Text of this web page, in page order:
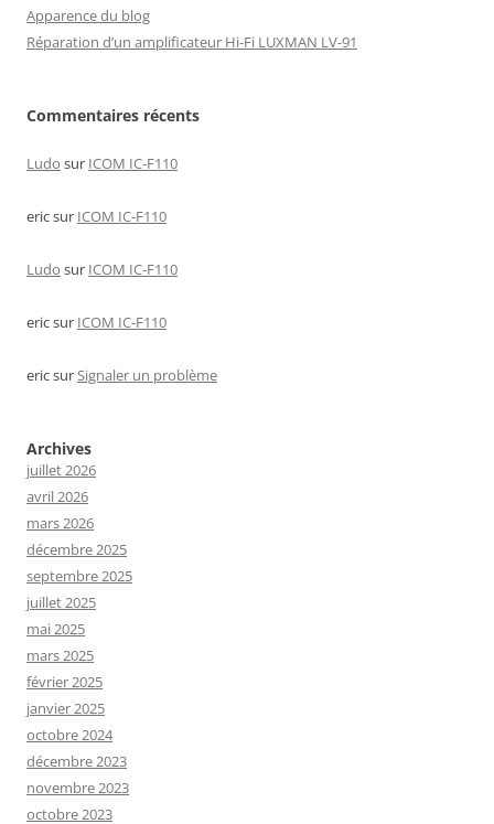
Apparence du blog
Réparation d’un amplificateur Hi-Fi LUXMAN LV-91
Commentaires récents
Ludo sur ICOM IC-F110
ericsur ICOM IC-F110
Ludo sur ICOM IC-F110
ericsur ICOM IC-F110
ericsurSignaler un problème
Archives
juillet 2026
avril 2026
mars 2026
décembre 2025
septembre 2025
juillet 2025
mai 2025
mars 2025
février 2025
janvier 2025
octobre 2024
décembre 2023
novembre 2023
octobre 2023